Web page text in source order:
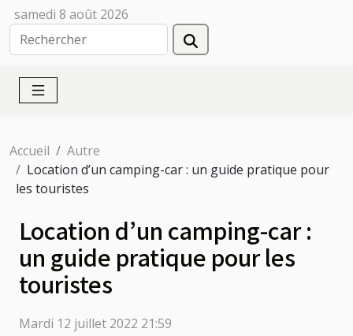
samedi 8 août 2026
Accueil
Autre
Location d’un camping-car : un guide pratique pour
les touristes
Location d’un camping-car :
un guide pratique pour les
touristes
Mardi 12 juillet 2022 21:59